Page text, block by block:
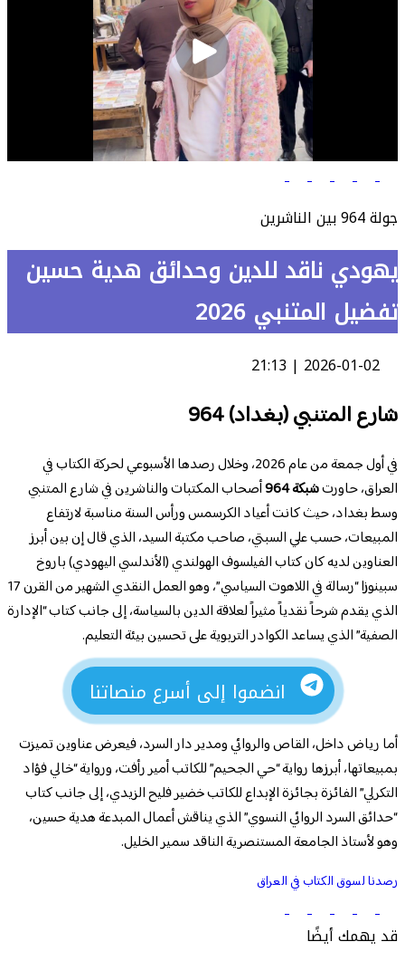
جولة 964 بين الناشرين
يهودي ناقد للدين وحدائق هدية حسين
تفضيل المتنبي 2026
2026-01-02 | 21:13
شارع المتنبي (بغداد) 964
في أول جمعة من عام 2026، وخلال رصدها الأسبوعي لحركة الكتاب في
العراق، حاورتشبكة 964
أصحاب المكتبات والناشرين في شارع المتنبي
وسط بغداد، حيث كانت أعياد الكرسمس ورأس السنة مناسبة لارتفاع
المبيعات، حسب علي السبتي، صاحب مكتبة السيد، الذي قال إن بين أبرز
العناوين لديه كان كتاب الفيلسوف الهولندي (الأندلسي اليهودي) باروخ
سبينوزا “رسالة في اللاهوت السياسي”، وهو العمل النقدي الشهير من القرن 17
الذي يقدم شرحاً نقدياً مثيراً لعلاقة الدين بالسياسة، إلى جانب كتاب “الإدارة
الصفية” الذي يساعد الكوادر التربوية على تحسين بيئة التعليم.
انضموا إلى أسرع منصاتنا
أما رياض داخل، القاص والروائي ومدير دار السرد، فيعرض عناوين تميزت
بمبيعاتها، أبرزها رواية “حي الجحيم” للكاتب أمير رأفت، ورواية “خالي فؤاد
التكرلي” الفائزة بجائزة الإبداع للكاتب خضير فليح الزيدي، إلى جانب كتاب
“حدائق السرد الروائي النسوي” الذي يناقش أعمال المبدعة هدية حسين،
وهو لأستاذ الجامعة المستنصرية الناقد سمير الخليل.
رصدنا لسوق الكتاب في العراق
قد يهمك أيضًا